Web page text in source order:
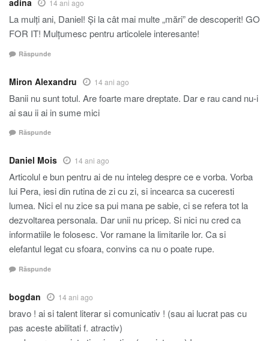
adina 14 ani ago
La mulţi ani, Daniel! Şi la cât mai multe „mări” de descoperit! GO
FOR IT! Mulţumesc pentru articolele interesante!
Răspunde
Miron Alexandru 14 ani ago
Banii nu sunt totul. Are foarte mare dreptate. Dar e rau cand nu-i
ai sau ii ai in sume mici
Răspunde
Daniel Mois 14 ani ago
Articolul e bun pentru ai de nu inteleg despre ce e vorba. Vorba
lui Pera, iesi din rutina de zi cu zi, si incearca sa cuceresti
lumea. Nici el nu zice sa pui mana pe sabie, ci se refera tot la
dezvoltarea personala. Dar unii nu pricep. Si nici nu cred ca
informatiile le folosesc. Vor ramane la limitarile lor. Ca si
elefantul legat cu sfoara, convins ca nu o poate rupe.
Răspunde
bogdan 14 ani ago
bravo ! ai si talent literar si comunicativ ! (sau ai lucrat pas cu
pas aceste abilitati f. atractiv)